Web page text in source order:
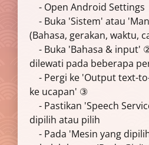
- Open Android Settings
- Buka 'Sistem' atau
(Bahasa, gerakan, waktu,
- Buka 'Bahasa & input'
dilewati pada beberapa
- Pergi ke 'Output text-
ke ucapan' ③
- Pastikan 'Speech
dipilih atau pilih
- Pada 'Mesin yang